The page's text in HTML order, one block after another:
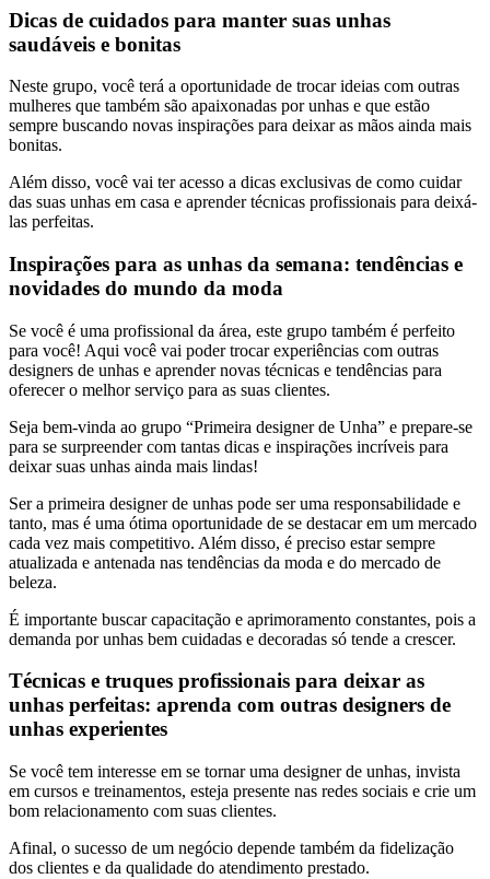
Dicas de cuidados para manter suas unhas
saudáveis e bonitas
Neste grupo, você terá a oportunidade de trocar ideias com outras
mulheres que também são apaixonadas por unhas e que estão
sempre buscando novas inspirações para deixar as mãos ainda mais
bonitas.
Além disso, você vai ter acesso a dicas exclusivas de como cuidar
das suas unhas em casa e aprender técnicas profissionais para deixá-
las perfeitas.
Inspirações para as unhas da semana: tendências e
novidades do mundo da moda
Se você é uma profissional da área, este grupo também é perfeito
para você! Aqui você vai poder trocar experiências com outras
designers de unhas e aprender novas técnicas e tendências para
oferecer o melhor serviço para as suas clientes.
Seja bem-vinda ao grupo “Primeira designer de Unha” e prepare-se
para se surpreender com tantas dicas e inspirações incríveis para
deixar suas unhas ainda mais lindas!
Ser a primeira designer de unhas pode ser uma responsabilidade e
tanto, mas é uma ótima oportunidade de se destacar em um mercado
cada vez mais competitivo. Além disso, é preciso estar sempre
atualizada e antenada nas tendências da moda e do mercado de
beleza.
É importante buscar capacitação e aprimoramento constantes, pois a
demanda por unhas bem cuidadas e decoradas só tende a crescer.
Técnicas e truques profissionais para deixar as
unhas perfeitas: aprenda com outras designers de
unhas experientes
Se você tem interesse em se tornar uma designer de unhas, invista
em cursos e treinamentos, esteja presente nas redes sociais e crie um
bom relacionamento com suas clientes.
Afinal, o sucesso de um negócio depende também da fidelização
dos clientes e da qualidade do atendimento prestado.